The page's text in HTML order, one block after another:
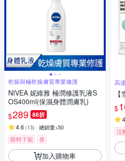
乾燥與極乾燥膚質專業修護
NIVEA 妮維雅 極潤修護乳液S
OS400ml(保濕身體潤膚乳)
$289 86折
4.6 (13) 總銷量>50
限時下殺 券
加入購物車
高
$
活